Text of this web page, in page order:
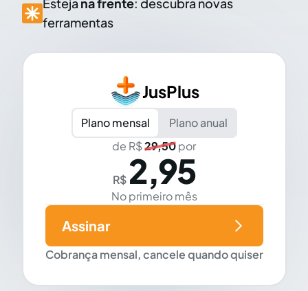
ferramentas
JusPlus
Plano mensal
Plano anual
de R$29,50por
R$ 2,95
No primeiro mês
Cobrança mensal, cancele quando quiser
Assinar